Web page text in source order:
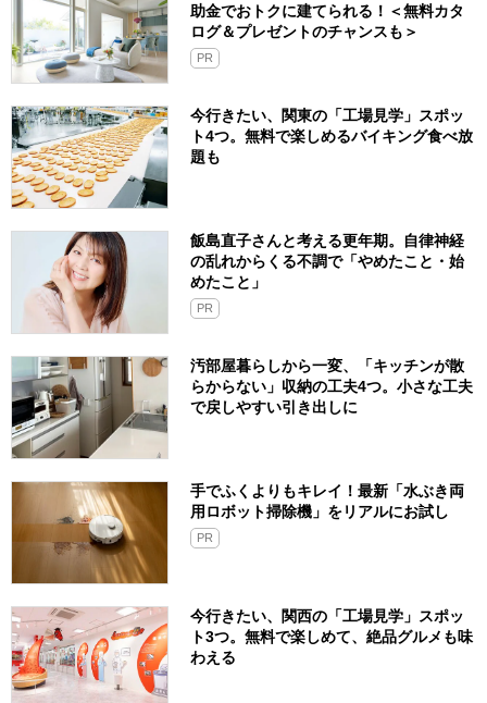
助金でおトクに建てられる！＜無料カタ
ログ＆プレゼントのチャンスも＞
PR
今行きたい、関東の「工場見学」スポッ
ト4つ。無料で楽しめるバイキング食べ放
題も
飯島直子さんと考える更年期。自律神経
の乱れからくる不調で「やめたこと・始
めたこと」
PR
汚部屋暮らしから一変、「キッチンが散
らからない」収納の工夫4つ。小さな工夫
で戻しやすい引き出しに
手でふくよりもキレイ！最新「水ぶき両
用ロボット掃除機」をリアルにお試し
PR
今行きたい、関西の「工場見学」スポッ
ト3つ。無料で楽しめて、絶品グルメも味
わえる